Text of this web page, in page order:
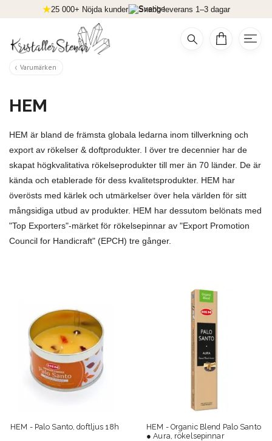
25 000+ Nöjda kunder Snabb leverans 1–3 dagar
Varumärken
HEM
HEM är bland de främsta globala ledarna inom tillverkning och
export av rökelser & doftprodukter. I över tre decennier har de
skapat högkvalitativa rökelseprodukter till mer än 70 länder. De är
kända och etablerade för dess kvalitetsprodukter. HEM har
överösts med kärlek och utmärkelser över hela världen för sitt
mångsidiga utbud av produkter. HEM har dessutom belönats med
"Top Exporters"-märket för rökelsepinnar av "Export Promotion
Council for Handicraft" (EPCH) tre gånger.
HEM - Palo Santo, doftljus 18h
HEM - Organic Blend Palo Santo
● Aura, rökelsepinnar